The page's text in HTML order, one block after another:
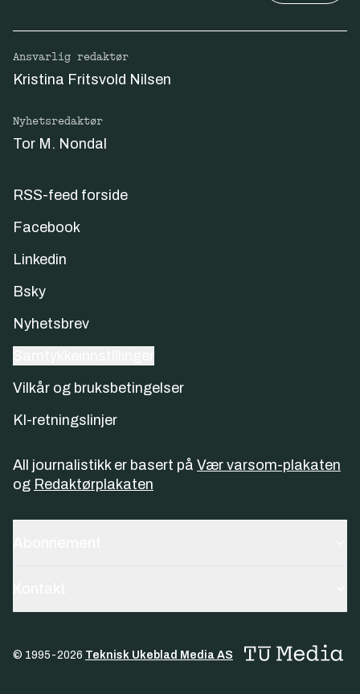
Ansvarlig redaktør
Kristina Fritsvold Nilsen
Nyhetsredaktør
Tor M. Nondal
RSS-feed forside
Facebook
Linkedin
Bsky
Nyhetsbrev
Vilkår og bruksbetingelser
KI-retningslinjer
All journalistikk er basert på Vær varsom-plakaten
og Redaktørplakaten
© 1995-2026 Teknisk Ukeblad Media AS